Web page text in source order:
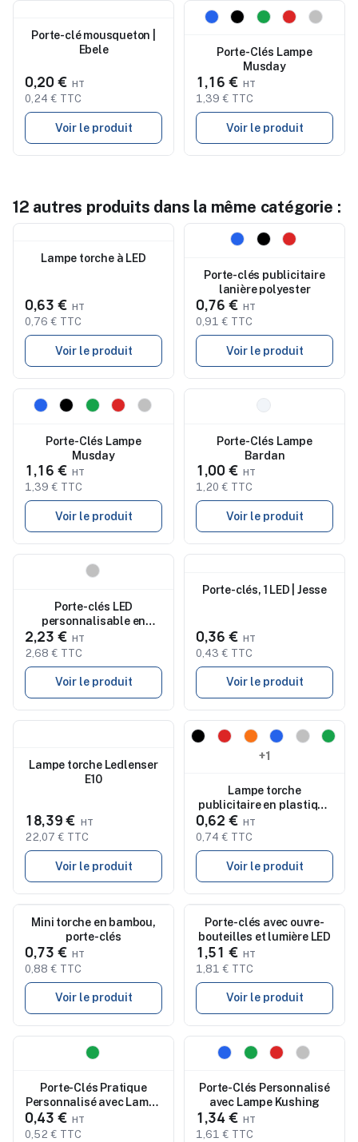
Porte-clé mousqueton |
Ebele
0,20 €
0,24 € TTC
Voir le produit
Nouveau
Porte-Clés Lampe
Musday
1,16 €
1,39 € TTC
Voir le produit
12 autres produits dans la même catégorie :
Lampe torche à LED
0,63 €
0,76 € TTC
Voir le produit
Nouveau
Porte-clés publicitaire
lanière polyester
0,76 €
0,91 € TTC
Voir le produit
Nouveau
Porte-Clés Lampe
Musday
1,16 €
1,39 € TTC
Voir le produit
Porte-Clés Lampe
Bardan
1,00 €
1,20 € TTC
Voir le produit
Porte-clés LED
personnalisable en
alu/ABS Pop Light
2,23 €
2,68 € TTC
Voir le produit
Porte-clés, 1 LED | Jesse
0,36 €
0,43 € TTC
Voir le produit
Lampe torche Ledlenser
E10
18,39 €
22,07 € TTC
Voir le produit
Nouveau
+1
Lampe torche
publicitaire en plastique
SANLIGHT
0,62 €
0,74 € TTC
Voir le produit
Nouveau
Mini torche en bambou,
porte-clés
0,73 €
0,88 € TTC
Voir le produit
Nouveau
Porte-clés avec ouvre-
bouteilles et lumière LED
1,51 €
1,81 € TTC
Voir le produit
Porte-Clés Pratique
Personnalisé avec Lampe
Wols
0,43 €
0,52 € TTC
Nouveau
Porte-Clés Personnalisé
avec Lampe Kushing
1,34 €
1,61 € TTC